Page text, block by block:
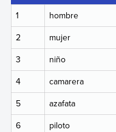
1
hombre
2
mujer
3
niño
4
camarera
5
azafata
6
piloto